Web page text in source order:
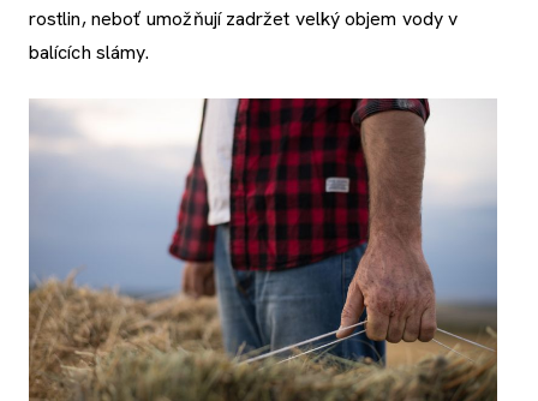
rostlin, neboť umožňují zadržet velký objem vody v
balících slámy.